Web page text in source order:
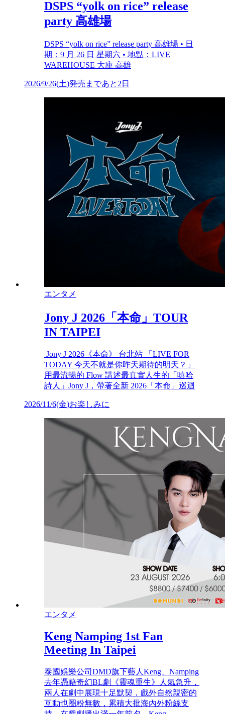
DSPS “yolk on rice” release
party 高雄場
DSPS “yolk on rice” release party 高雄場 • 日
期：9 月 26 日 星期六 • 地點：LIVE
WAREHOUSE 大庫 高雄
2026/9/26(土)発売まであと2日
エンタメ
Jony J 2026「本命」TOUR
IN TAIPEI
Jony J 2026《本命》 台北站 「LIVE FOR
TODAY 今天不就是你昨天期待的明天？」
用最流暢的 Flow 講述最真實人生的「嘻哈
詩人」Jony J，帶著全新 2026「本命」巡迴
2026/11/6(金)お楽しみに
エンタメ
Keng Namping 1st Fan
Meeting In Taipei
泰國娛樂公司DMD旗下藝人Keng、Namping
去年憑藉奇幻BL劇《靈魂重生》人氣急升，
兩人在劇中展現十足默契，戲外自然親密的
互動也圈粉無數，累積大批海內外粉絲支